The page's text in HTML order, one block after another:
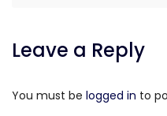
Leave a Reply
You must be logged in to